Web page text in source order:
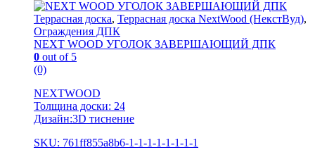
Террасная доска, Террасная доска NextWood (НекстВуд),
Ограждения ДПК
NEXT WOOD УГОЛОК ЗАВЕРШАЮЩИЙ ДПК
0 out of 5
(0)
NEXTWOOD
Толщина доски: 24
Дизайн:3D тиснение
SKU: 761ff855a8b6-1-1-1-1-1-1-1-1